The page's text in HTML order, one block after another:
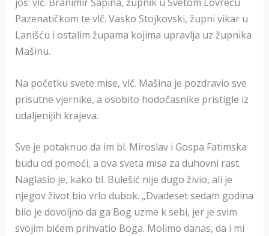
Pazenatičkom te vlč. Vasko Stojkovski, župni vikar u
Lanišću i ostalim župama kojima upravlja uz župnika
Mašinu.
Na početku svete mise, vlč. Mašina je pozdravio sve
prisutne vjernike, a osobito hodočasnike pristigle iz
udaljenijih krajeva.
Sve je potaknuo da im bl. Miroslav i Gospa Fatimska
budu od pomoći, a ova sveta misa za duhovni rast.
Naglasio je, kako bl. Bulešić nije dugo živio, ali je
njegov život bio vrlo dubok. „Dvadeset sedam godina
bilo je dovoljno da ga Bog uzme k sebi, jer je svim
svojim bićem prihvatio Boga. Molimo danas, da i mi